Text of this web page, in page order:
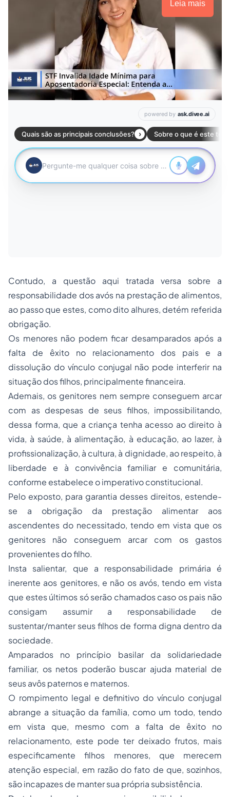
Contudo, a questão aqui tratada versa sobre a
responsabilidade dos avós na prestação de alimentos,
ao passo que estes, como dito alhures, detém referida
obrigação.
Os menores não podem ficar desamparados após a
falta de êxito no relacionamento dos pais e a
dissolução do vínculo conjugal não pode interferir na
situação dos filhos, principalmente financeira.
Ademais, os genitores nem sempre conseguem arcar
com as despesas de seus filhos, impossibilitando,
dessa forma, que a criança tenha acesso ao direito à
vida, à saúde, à alimentação, à educação, ao lazer, à
profissionalização, à cultura, à dignidade, ao respeito, à
liberdade e à convivência familiar e comunitária,
conforme estabelece o imperativo constitucional.
Pelo exposto, para garantia desses direitos, estende-
se a obrigação da prestação alimentar aos
ascendentes do necessitado, tendo em vista que os
genitores não conseguem arcar com os gastos
provenientes do filho.
Insta salientar, que a responsabilidade primária é
inerente aos genitores, e não os avós, tendo em vista
que estes últimos só serão chamados caso os pais não
consigam assumir a responsabilidade de
sustentar/manter seus filhos de forma digna dentro da
sociedade.
Amparados no princípio basilar da solidariedade
familiar, os netos poderão buscar ajuda material de
seus avôs paternos e maternos.
O rompimento legal e definitivo do vínculo conjugal
abrange a situação da família, como um todo, tendo
em vista que, mesmo com a falta de êxito no
relacionamento, este pode ter deixado frutos, mais
especificamente filhos menores, que merecem
atenção especial, em razão do fato de que, sozinhos,
são incapazes de manter sua própria subsistência.
De tal modo, pode ocorrer a impossibilidade, mesmo